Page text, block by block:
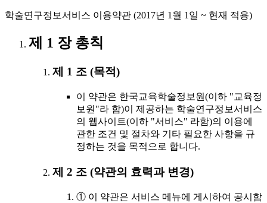
학술연구정보서비스 이용약관 (2017년 1월 1일 ~ 현재 적용)
제 1 장 총칙
제 1 조 (목적)
이 약관은 한국교육학술정보원(이하 "교육정
보원"라 함)이 제공하는 학술연구정보서비스
의 웹사이트(이하 "서비스" 라함)의 이용에
관한 조건 및 절차와 기타 필요한 사항을 규
정하는 것을 목적으로 합니다.
제 2 조 (약관의 효력과 변경)
① 이 약관은 서비스 메뉴에 게시하여 공시함